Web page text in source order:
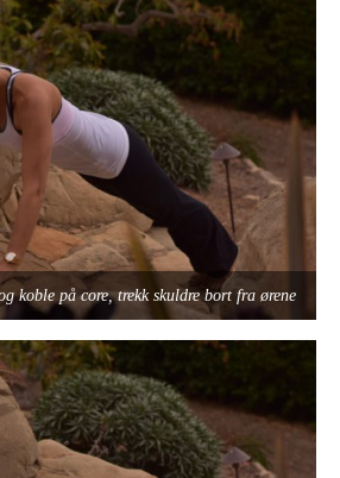
koble på core, trekk skuldre bort fra ørene